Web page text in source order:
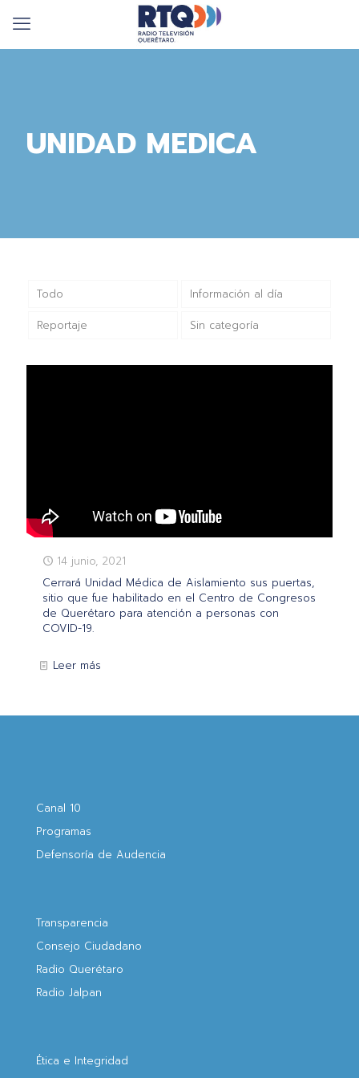
UNIDAD MEDICA
Todo Información al día
Reportaje Sin categoría
14 junio, 2021
Cerrará Unidad Médica de Aislamiento sus puertas,
sitio que fue habilitado en el Centro de Congresos
de Querétaro para atención a personas con
COVID-19.
Leer más
Canal 10
Programas
Defensoría de Audencia
Transparencia
Consejo Ciudadano
Radio Querétaro
Radio Jalpan
Ética e Integridad